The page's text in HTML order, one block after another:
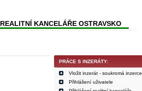
REALITNÍ KANCELÁŘE OSTRAVSKO
PRÁCE S INZERÁTY:
Vložit inzerát - soukromá inzerce
Přihlášení uživatele